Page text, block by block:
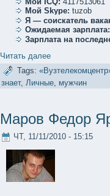
Мой Skype: tuzob
Я — соискaтель
Ожидаемая зарплата:
Зарплата на
Читать далее
Tags:
знает, Личные мужчин
Маров Федор
ЧТ, 11/11/2010 - 15:15